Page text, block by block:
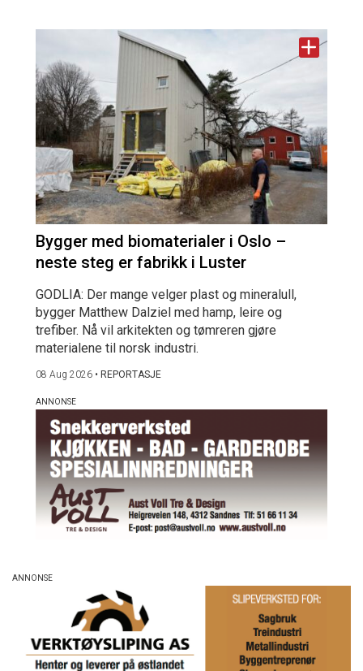
Bygger med biomaterialer i Oslo –
neste steg er fabrikk i Luster
GODLIA: Der mange velger plast og mineralull,
bygger Matthew Dalziel med hamp, leire og
trefiber. Nå vil arkitekten og tømreren gjøre
materialene til norsk industri.
08 Aug 2026 • REPORTASJE